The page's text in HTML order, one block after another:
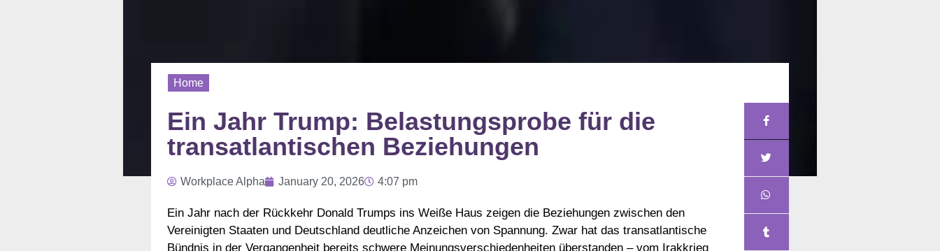
Home
Ein Jahr Trump: Belastungsprobe für die
transatlantischen Beziehungen
Workplace Alpha January 20, 2026 4:07 pm
Ein Jahr nach der Rückkehr Donald Trumps ins Weiße Haus zeigen die Beziehungen zwischen den
Vereinigten Staaten und Deutschland deutliche Anzeichen von Spannung. Zwar hat das transatlantische
Bündnis in der Vergangenheit bereits schwere Meinungsverschiedenheiten überstanden – vom Irakkrieg